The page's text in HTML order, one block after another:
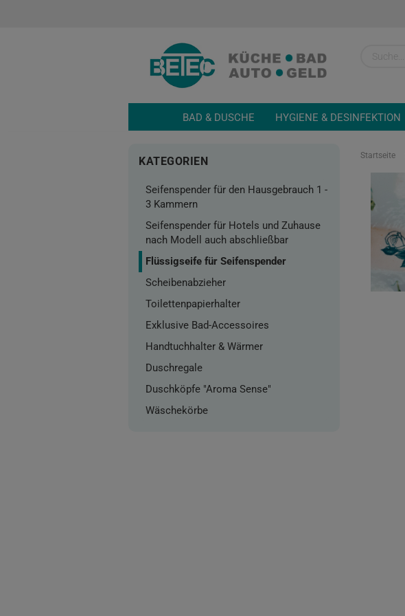
BAD & DUSCHE HYGIENE & DESINFEKTION
Startseite
KATEGORIEN
Seifenspender für den Hausgebrauch 1 -
3 Kammern
Seifenspender für Hotels und Zuhause
nach Modell auch abschließbar
Flüssigseife für Seifenspender
Scheibenabzieher
Toilettenpapierhalter
Exklusive Bad-Accessoires
Handtuchhalter & Wärmer
Duschregale
Duschköpfe "Aroma Sense"
Wäschekörbe